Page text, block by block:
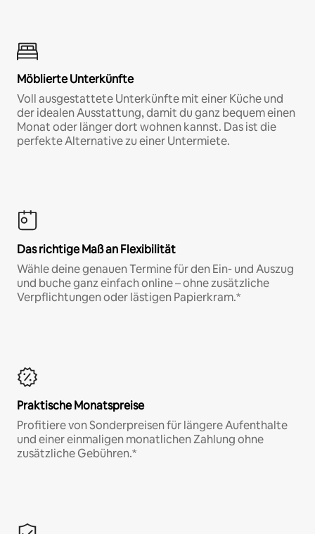
Möblierte Unterkünfte
Voll ausgestattete Unterkünfte mit einer Küche und
der idealen Ausstattung, damit du ganz bequem einen
Monat oder länger dort wohnen kannst. Das ist die
perfekte Alternative zu einer Untermiete.
Das richtige Maß an Flexibilität
Wähle deine genauen Termine für den Ein- und Auszug
und buche ganz einfach online – ohne zusätzliche
Verpflichtungen oder lästigen Papierkram.*
Praktische Monatspreise
Profitiere von Sonderpreisen für längere Aufenthalte
und einer einmaligen monatlichen Zahlung ohne
zusätzliche Gebühren.*